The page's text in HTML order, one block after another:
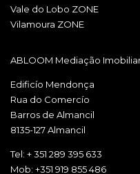
Vale do Lobo ZONE
Vilamoura ZONE
ABLOOM Mediação
Edificío Mendonça
Rua do Comercío
Barros de Almancil
8135-127 Almancil
Tel: + 351 289 395 633
Mob: +351 919 855 486